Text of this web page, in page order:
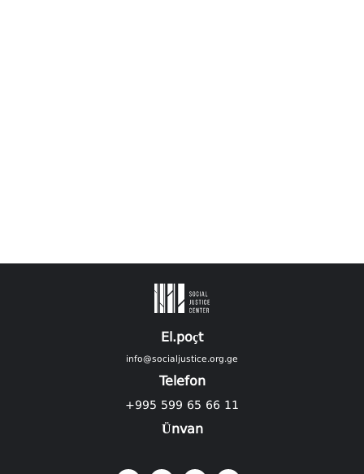
El.poçt
info@socialjustice.org.ge
Telefon
+995 599 65 66 11
Ünvan